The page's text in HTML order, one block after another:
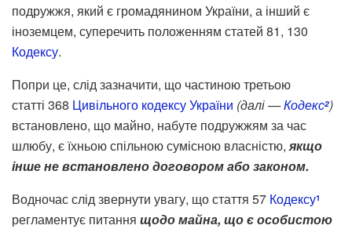
подружжя, який є громадянином України, а інший є
іноземцем, суперечить положенням статей 81, 130
Кодексу.
Попри це, слід зазначити, що частиною третьою
статті 368 Цивільного кодексу України (далі —Кодекс2)
встановлено, що майно, набуте подружжям за час
шлюбу, є їхньою спільною сумісною власністю,якщо
інше не встановлено договором або законом.
Водночас слід звернути увагу, що стаття 57 Кодексу1
регламентує питання щодо майна, що є особистою